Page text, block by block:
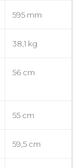
595 mm
38,1 kg
56 cm
55 cm
59,5 cm